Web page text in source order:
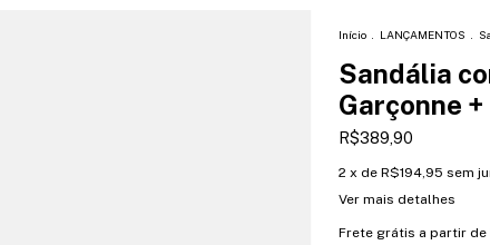
Início LANÇAMENTOS
Sandália
Garçonne
R$389,90
2 x de R$194,95 sem
Ver mais detalhes
Frete grátis a partir de